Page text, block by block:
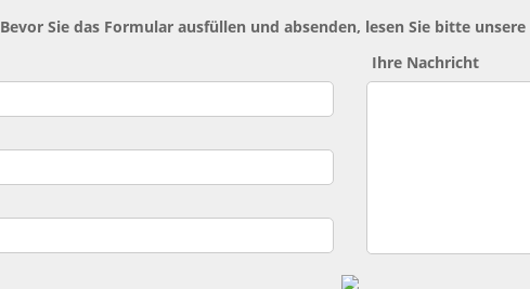
Bevor Sie das Formular ausfüllen und absenden, lesen Sie bitte unsere
Ihre Nachricht